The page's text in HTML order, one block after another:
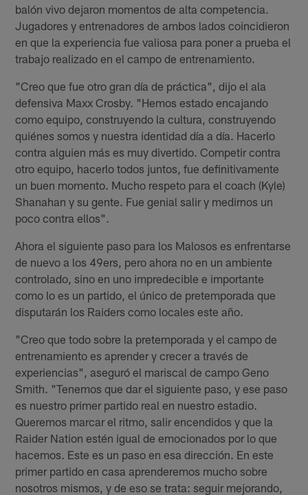
balón vivo dejaron momentos de alta competencia.
Jugadores y entrenadores de ambos lados coincidieron
en que la experiencia fue valiosa para poner a prueba el
trabajo realizado en el campo de entrenamiento.
"Creo que fue otro gran día de práctica", dijo el ala
defensiva Maxx Crosby. "Hemos estado encajando
como equipo, construyendo la cultura, construyendo
quiénes somos y nuestra identidad día a día. Hacerlo
contra alguien más es muy divertido. Competir contra
otro equipo, hacerlo todos juntos, fue definitivamente
un buen momento. Mucho respeto para el coach (Kyle)
Shanahan y su gente. Fue genial salir y medirnos un
poco contra ellos".
Ahora el siguiente paso para los Malosos es enfrentarse
de nuevo a los 49ers, pero ahora no en un ambiente
controlado, sino en uno impredecible e importante
como lo es un partido, el único de pretemporada que
disputarán los Raiders como locales este año.
"Creo que todo sobre la pretemporada y el campo de
entrenamiento es aprender y crecer a través de
experiencias", aseguró el mariscal de campo Geno
Smith. "Tenemos que dar el siguiente paso, y ese paso
es nuestro primer partido real en nuestro estadio.
Queremos marcar el ritmo, salir encendidos y que la
Raider Nation estén igual de emocionados por lo que
hacemos. Este es un paso en esa dirección. En este
primer partido en casa aprenderemos mucho sobre
nosotros mismos, y de eso se trata: seguir mejorando,